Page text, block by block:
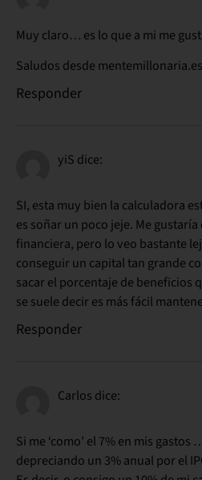
Muy claro… es lo que a mi me
Saludos desde mentemillonaria.es
Responder
yiS dice:
SI, esta muy bien la calculadora
es soñar un poco jeje. Me
financiera, pero lo veo bastante
conseguir un capital tan grande
sacar el porcentaje de beneficios
se suele decir es más fácil
Responder
Carlos dice:
Si me ‘como’ el 7% en mis
depreciando un 3% anual por el